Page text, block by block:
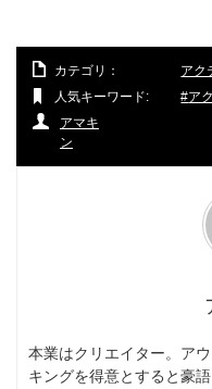
カテゴリ：
アク
人気キーワード:
ア
アマキ
ン
本業はクリエイター。ア
キングを得意とすると豪